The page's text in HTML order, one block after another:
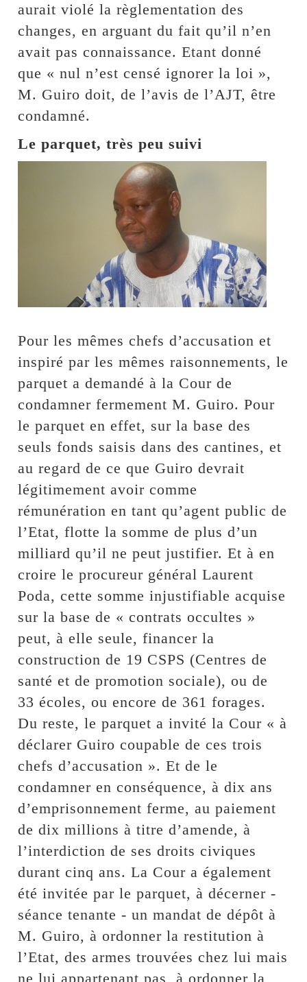
aurait violé la règlementation des
changes, en arguant du fait qu’il n’en
avait pas connaissance. Etant donné
que « nul n’est censé ignorer la loi »,
M. Guiro doit, de l’avis de l’AJT, être
condamné.
Le parquet, très peu suivi
Pour les mêmes chefs d’accusation et
inspiré par les mêmes raisonnements, le
parquet a demandé à la Cour de
condamner fermement M. Guiro. Pour
le parquet en effet, sur la base des
seuls fonds saisis dans des cantines, et
au regard de ce que Guiro devrait
légitimement avoir comme
rémunération en tant qu’agent public de
l’Etat, flotte la somme de plus d’un
milliard qu’il ne peut justifier. Et à en
croire le procureur général Laurent
Poda, cette somme injustifiable acquise
sur la base de « contrats occultes »
peut, à elle seule, financer la
construction de 19 CSPS (Centres de
santé et de promotion sociale), ou de
33 écoles, ou encore de 361 forages.
Du reste, le parquet a invité la Cour « à
déclarer Guiro coupable de ces trois
chefs d’accusation ». Et de le
condamner en conséquence, à dix ans
d’emprisonnement ferme, au paiement
de dix millions à titre d’amende, à
l’interdiction de ses droits civiques
durant cinq ans. La Cour a également
été invitée par le parquet, à décerner -
séance tenante - un mandat de dépôt à
M. Guiro, à ordonner la restitution à
l’Etat, des armes trouvées chez lui mais
ne lui appartenant pas, à ordonner la